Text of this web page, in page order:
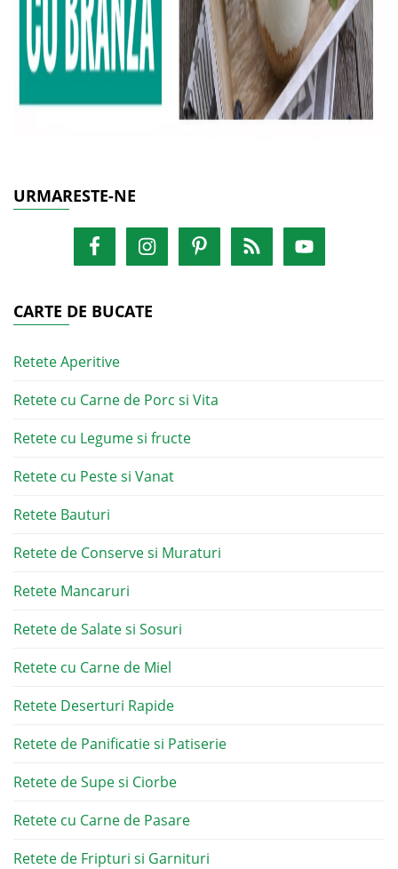
URMARESTE-NE
CARTE DE BUCATE
Retete Aperitive
Retete cu Carne de Porc si Vita
Retete cu Legume si fructe
Retete cu Peste si Vanat
Retete Bauturi
Retete de Conserve si Muraturi
Retete Mancaruri
Retete de Salate si Sosuri
Retete cu Carne de Miel
Retete Deserturi Rapide
Retete de Panificatie si Patiserie
Retete de Supe si Ciorbe
Retete cu Carne de Pasare
Retete de Fripturi si Garnituri